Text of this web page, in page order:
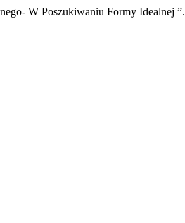
W Poszukiwaniu Formy Idealnej ”.